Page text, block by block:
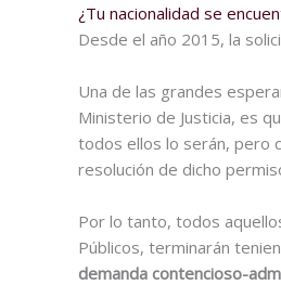
¿Tu nacionalidad se
Desde el año 2015, la
Una de las grandes
Ministerio de Justicia, es
todos ellos lo serán, pero
resolución de dicho
Por lo tanto, todos
Públicos, terminarán
demanda contencioso-